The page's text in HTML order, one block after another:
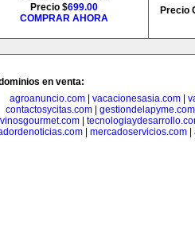
Precio $699.00
COMPRAR AHORA
Precio
en venta:
agroanuncio.com
vacacionesasia.com
contactosycitas.com| gestiondelapyme.com
vinosgourmet.com
mercadoservicios.com